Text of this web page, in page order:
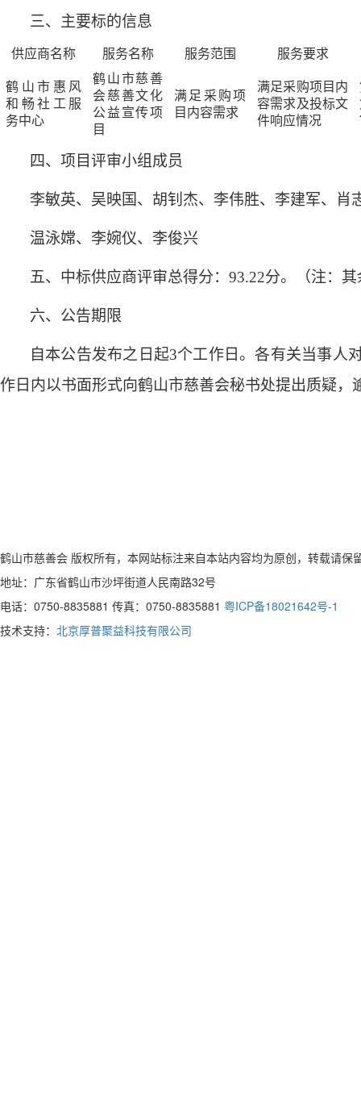
三、主要标的信息
供应商名称 服务名称 服务范围 服务要求
鹤山市惠风
和畅社工服
务中心
鹤山市慈善
会慈善文化
公益宣传项
目
满足采购项
目内容需求
满足采购项目内
容需求及投标文
件响应情况
四、项目评审小组成员
李敏英、吴映国、胡钊杰、李伟胜、李建军、肖
温泳嫦、李婉仪、李俊兴
五、中标供应商评审总得分： 93.22分。（注：其
六、公告期限
自本公告发布之日起3个工作日。各有关当事人
作日内以书面形式向鹤山市慈善会秘书处提出质疑，
鹤山市慈善会 版权所有，本网站标注来自本站内容均为原创，转载请保
地址：广东省鹤山市沙坪街道人民南路32号
电话：0750-8835881 传真：0750-8835881 粤ICP备18021642号-1
技术支持： 北京厚普聚益科技有限公司